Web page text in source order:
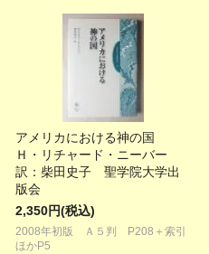
アメリカにおける神の国
Ｈ・リチャード・ニーバー
訳：柴田史子 聖学院大学出
版会
2,350円(税込)
2008年初版 Ａ５判 P208＋索引
ほかP5